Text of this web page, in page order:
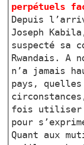
perpétuels
Depuis
Joseph
suspecté sa
Rwandais. A
n’a jamais
pays,
fois utiliser
pour
Quant aux